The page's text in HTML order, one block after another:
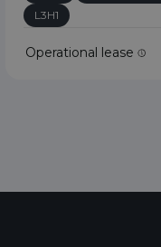
L3H1
Operational lease